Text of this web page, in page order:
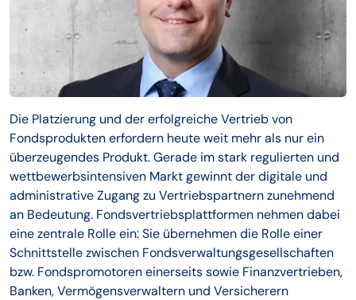
Die Platzierung und der erfolgreiche Vertrieb von
Fondsprodukten erfordern heute weit mehr als nur ein
überzeugendes Produkt. Gerade im stark regulierten und
wettbewerbsintensiven Markt gewinnt der digitale und
administrative Zugang zu Vertriebspartnern zunehmend
an Bedeutung. Fondsvertriebsplattformen nehmen dabei
eine zentrale Rolle ein: Sie übernehmen die Rolle einer
Schnittstelle zwischen Fondsverwaltungsgesellschaften
bzw. Fondspromotoren einerseits sowie Finanzvertrieben,
Banken, Vermögensverwaltern und Versicherern